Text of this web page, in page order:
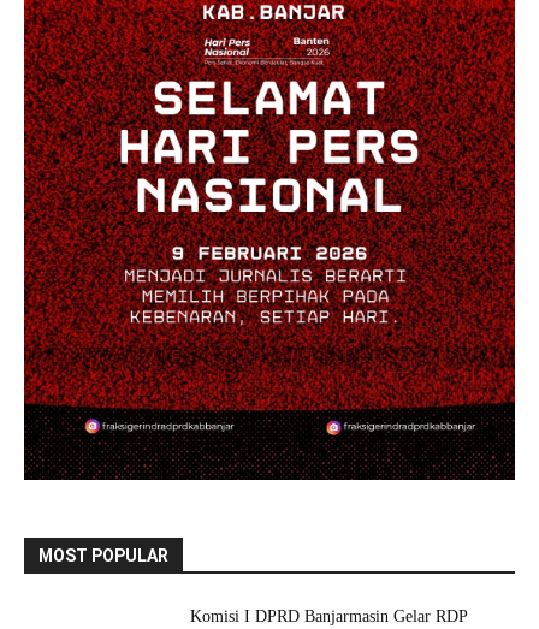
MOST POPULAR
Komisi I DPRD Banjarmasin Gelar RDP